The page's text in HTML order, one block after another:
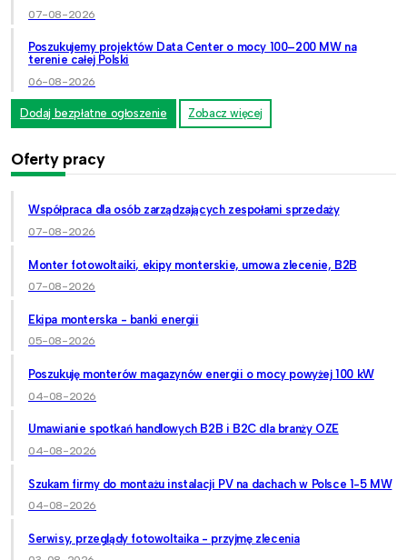
07-08-2026
Poszukujemy projektów Data Center o mocy 100–200 MW na
terenie całej Polski
06-08-2026
Dodaj bezpłatne ogłoszenie Zobacz więcej
Oferty pracy
Współpraca dla osób zarządzających zespołami sprzedaży
07-08-2026
Monter fotowoltaiki, ekipy monterskie, umowa zlecenie, B2B
07-08-2026
Ekipa monterska - banki energii
05-08-2026
Poszukuję monterów magazynów energii o mocy powyżej 100 kW
04-08-2026
Umawianie spotkań handlowych B2B i B2C dla branży OZE
04-08-2026
Szukam firmy do montażu instalacji PV na dachach w Polsce 1-5 MW
04-08-2026
Serwisy, przeglądy fotowoltaika - przyjmę zlecenia